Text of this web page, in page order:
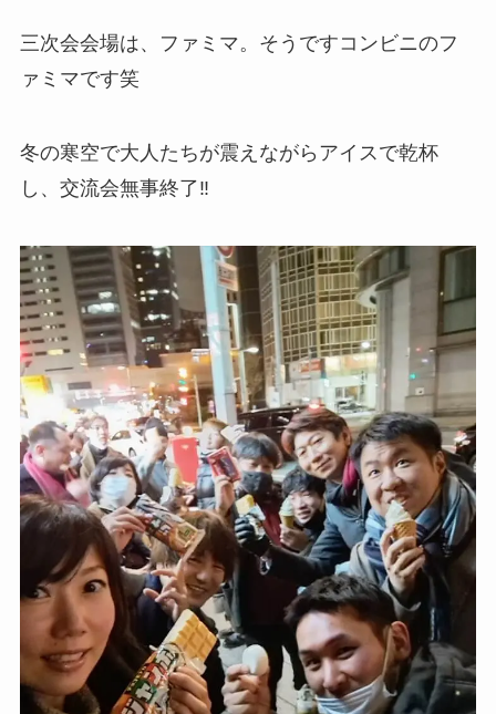
三次会会場は、ファミマ。そうですコンビニのフ
ァミマです笑
冬の寒空で大人たちが震えながらアイスで乾杯
し、交流会無事終了‼